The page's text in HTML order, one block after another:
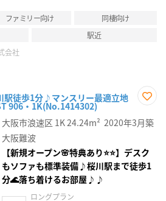
ファミリー向け
同棲向け
駅近
会社
駅徒歩1分♪マンスリー最適立地
906・1K(No.1414302)
に入
り登
大阪市浪速区 1K24.24m² 2020年3月築
大阪難波
【新規オープン🌸特典あり⭐⭐】デスク
もソファも標準装備♪桜川駅まで徒歩1
分🌊落ち着けるお部屋♪♪
ロングプラン